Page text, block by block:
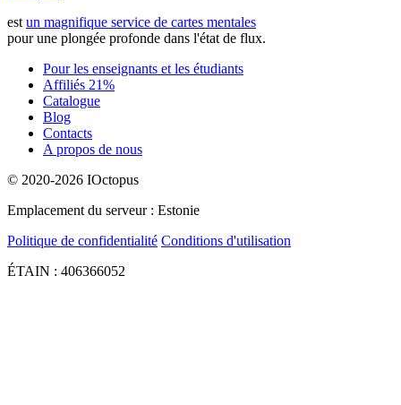
est un magnifique service de cartes mentales
pour une plongée profonde dans l'état de flux.
Pour les enseignants et les étudiants
Affiliés 21%
Catalogue
Blog
Contacts
A propos de nous
© 2020-2026 IOctopus
Emplacement du serveur : Estonie
Politique de confidentialité Conditions d'utilisation
ÉTAIN : 406366052